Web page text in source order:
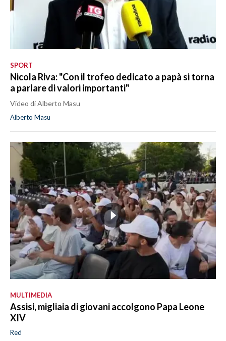
SPORT
Nicola Riva: "Con il trofeo dedicato a papà si torna
a parlare di valori importanti"
Video di Alberto Masu
Alberto Masu
MULTIMEDIA
Assisi, migliaia di giovani accolgono Papa Leone
XIV
Red